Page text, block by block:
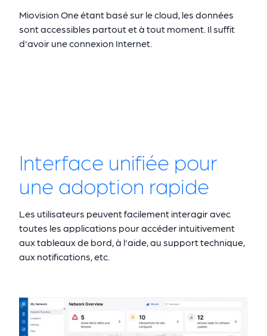
Miovision One étant basé sur le cloud, les données
sont accessibles partout et à tout moment. Il suffit
d'avoir une connexion Internet.
Interface unifiée pour
une adoption rapide
Les utilisateurs peuvent facilement interagir avec
toutes les applications pour accéder intuitivement
aux tableaux de bord, à l'aide, au support technique,
aux notifications, etc.